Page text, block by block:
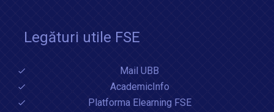
Legături utile FSE
Mail UBB
AcademicInfo
Platforma Elearning FSE